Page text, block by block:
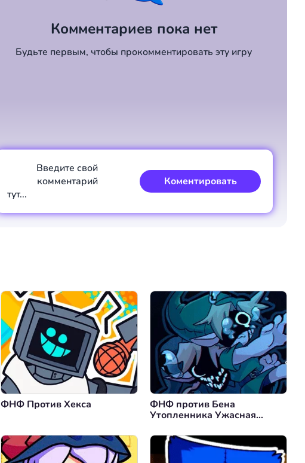
Комментариев пока нет
Будьте первым, чтобы прокомментировать эту игру
Введите свой
комментарий
тут...
Коментировать
Отмена Коментировать
ФНФ Против Хекса
ФНФ против Бена
Утопленника Ужасная